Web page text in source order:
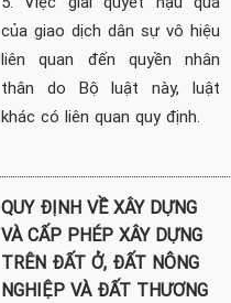
của giao dịch dân sự vô hiệu
liên quan đến quyền nhân
thân do Bộ luật này, luật
khác có liên quan quy định.
QUY ĐỊNH VỀ XÂY DỰNG
VÀ CẤP PHÉP XÂY DỰNG
TRÊN ĐẤT Ở, ĐẤT NÔNG
NGHIỆP VÀ ĐẤT THƯƠNG